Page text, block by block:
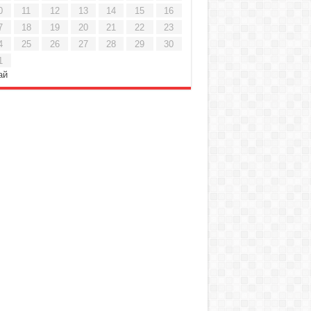
11 12 13 14 15
16
18 19 20 21 22
23
25 26 27 28 29
30